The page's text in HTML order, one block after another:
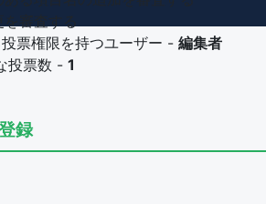
票権限を持つユーザー - 編集者
投票数 - 1
を持つユーザー -
審査する
票権限を持つユーザー -
投票数 -
録